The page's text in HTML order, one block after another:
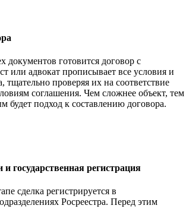
документов готовится договор с
или адвокат прописывает все условия и
тщательно проверяя их на соответствие
соглашения. Чем сложнее объект, тем
будет подход к составлению договора.
государственная регистрация
сделка регистрируется в
Росреестра. Перед этим